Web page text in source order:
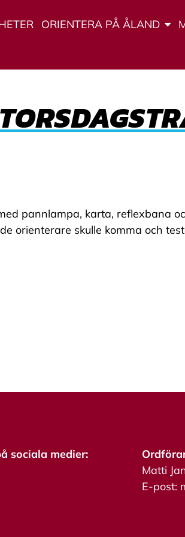
ORIENTERA PÅ ÅLAND
pannlampa, karta, reflexbana
orienterare skulle komma och
sociala medier:
Matti
E-post: